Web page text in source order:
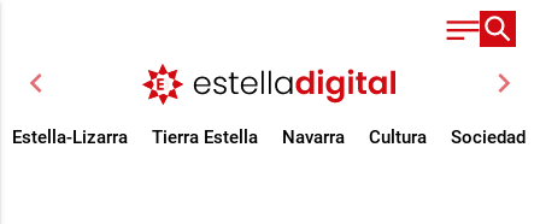
chevron_left chevron_right
Estella-Lizarra Tierra Estella Navarra Cultura Sociedad